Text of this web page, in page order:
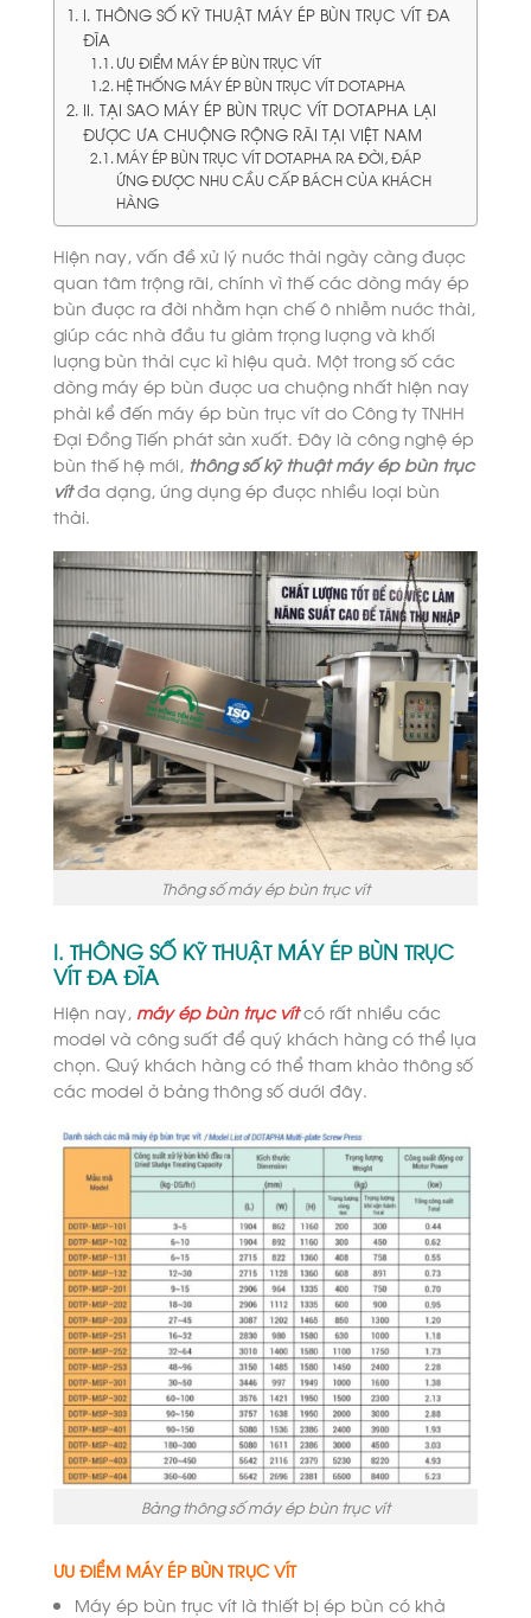
I. THÔNG SỐ KỸ THUẬT MÁY ÉP BÙN TRỤC VÍT ĐA
ĐĨA
ƯU ĐIỂM MÁY ÉP BÙN TRỤC VÍT
HỆ THỐNG MÁY ÉP BÙN TRỤC VÍT DOTAPHA
II. TẠI SAO MÁY ÉP BÙN TRỤC VÍT DOTAPHA LẠI
ĐƯỢC ƯA CHUỘNG RỘNG RÃI TẠI VIỆT NAM
MÁY ÉP BÙN TRỤC VÍT DOTAPHA RA ĐỜI, ĐÁP
ỨNG ĐƯỢC NHU CẦU CẤP BÁCH CỦA KHÁCH
HÀNG
Hiện nay, vấn đề xử lý nước thải ngày càng được
quan tâm trộng rãi, chính vì thế các dòng máy ép
bùn được ra đời nhằm hạn chế ô nhiễm nước thải,
giúp các nhà đầu tư giảm trọng lượng và khối
lượng bùn thải cực kì hiệu quả. Một trong số các
dòng máy ép bùn được ưa chuộng nhất hiện nay
phải kể đến máy ép bùn trục vít do Công ty TNHH
Đại Đồng Tiến phát sản xuất. Đây là công nghệ ép
bùn thế hệ mới, thông số kỹ thuật máy ép bùn trục
vítđa dạng, ứng dụng ép được nhiều loại bùn
thải.
Thông số máy ép bùn trục vít
I. THÔNG SỐ KỸ THUẬT MÁY ÉP BÙN TRỤC
VÍT ĐA ĐĨA
Hiện nay, máy ép bùn trục vítcó rất nhiều các
model và công suất để quý khách hàng có thể lựa
chọn. Quý khách hàng có thể tham khảo thông số
các model ở bảng thông số dưới đây.
Bảng thông số máy ép bùn trục vít
ƯU ĐIỂM MÁY ÉP BÙN TRỤC VÍT
Máy ép bùn trục vít là thiết bị ép bùn có khả